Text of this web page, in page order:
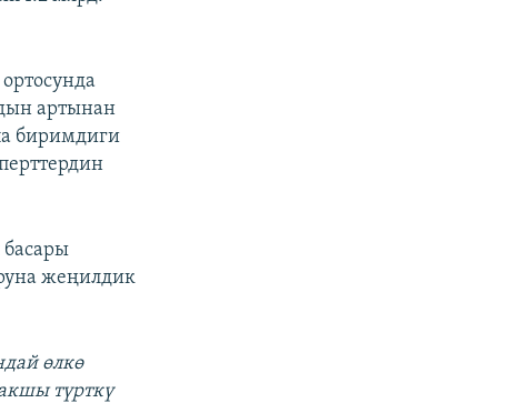
артынан
биримдиги
жеңилдик
өлкө
түрткү